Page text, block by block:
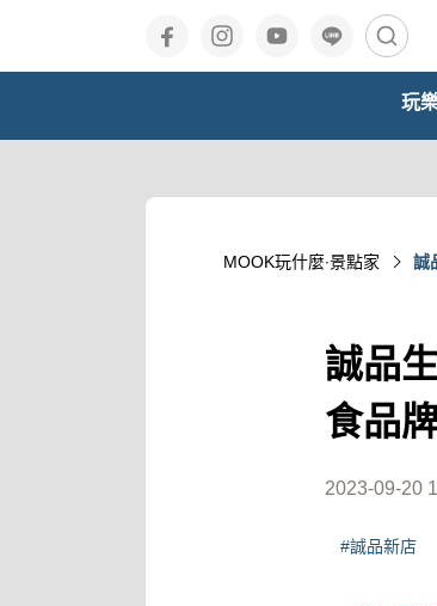
玩
MOOK玩什麼‧景點家 誠
誠品
食品
2023-09-20
#誠品新店